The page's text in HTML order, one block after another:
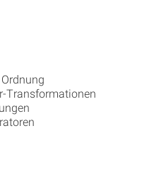
Transformationen